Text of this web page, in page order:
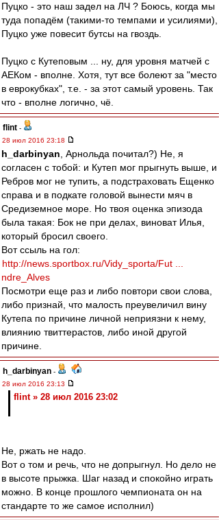
Пуцко - это наш задел на ЛЧ ? Боюсь, когда мы
туда попадём (такими-то темпами и усилиями),
Пуцко уже повесит бутсы на гвоздь.
Пуцко с Кутеповым ... ну, для уровня матчей с
АЕКом - вполне. Хотя, тут все болеют за "место
в еврокубках", т.е. - за этот самый уровень. Так
что - вполне логично, чё.
flint -
28 июл 2016 23:18
h_darbinyan , Арнольда почитал?) Не, я
согласен с тобой: и Кутеп мог прыгнуть выше, и
Ребров мог не тупить, а подстраховать Ещенко
справа и в подкате головой вынести мяч в
Средиземное море. Но твоя оценка эпизода
была такая: Бок не при делах, виноват Илья,
который бросил своего.
Вот ссыль на гол:
http://news.sportbox.ru/Vidy_sporta/Fut ...
ndre_Alves
Посмотри еще раз и либо повтори свои слова,
либо признай, что малость преувеличил вину
Кутепа по причине личной неприязни к нему,
влиянию твиттерастов, либо иной другой
причине.
h_darbinyan -
28 июл 2016 23:13
flint » 28 июл 2016 23:02
Не, ржать не надо.
Вот о том и речь, что не допрыгнул. Но дело не
в высоте прыжка. Шаг назад и спокойно играть
можно. В конце прошлого чемпионата он на
стандарте то же самое исполнил)